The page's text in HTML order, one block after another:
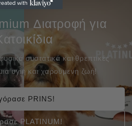
Διατροφή για
συστατικά και θρεπτικές
υγιή και χαρούμενη ζωή!
PRINS!
PLATINUM!